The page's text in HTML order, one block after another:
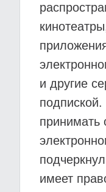
и другие
принимать
имеет